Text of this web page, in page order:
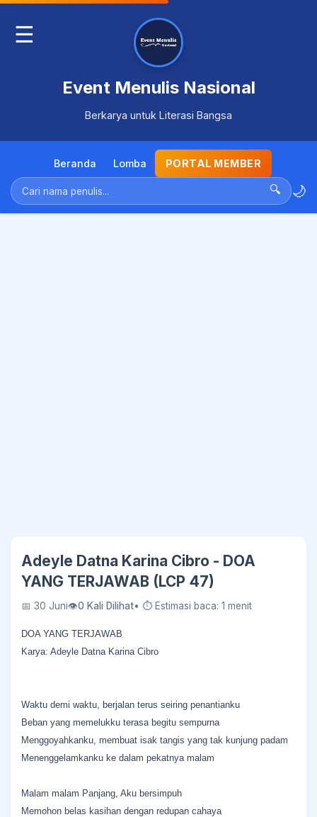
☰
Event Menulis Nasional
Berkarya untuk Literasi Bangsa
Beranda Lomba PORTAL MEMBER
🔍 🌙
Adeyle Datna Karina Cibro - DOA
YANG TERJAWAB (LCP 47)
📅 30 Juni👁0 Kali Dilihat• ⏱ Estimasi baca: 1 menit
DOA YANG TERJAWAB
Karya: Adeyle Datna Karina Cibro
Waktu demi waktu, berjalan terus seiring penantianku
Beban yang memelukku terasa begitu sempurna
Menggoyahkanku, membuat isak tangis yang tak kunjung padam
Menenggelamkanku ke dalam pekatnya malam
Malam malam Panjang, Aku bersimpuh
Memohon belas kasihan dengan redupan cahaya